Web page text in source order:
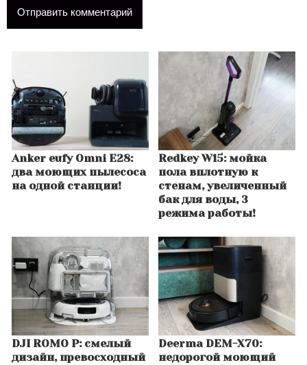
Anker eufy Omni E28:
два моющих пылесоса
на одной станции!
Redkey W15: мойка
пола вплотную к
стенам, увеличенный
бак для воды, 3
режима работы!
DJI ROMO P: смелый
дизайн, превосходный
Deerma DEM-X70:
недорогой моющий